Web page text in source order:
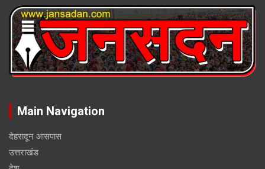
Main Navigation
देहरादून आसपास
उत्तराखंड